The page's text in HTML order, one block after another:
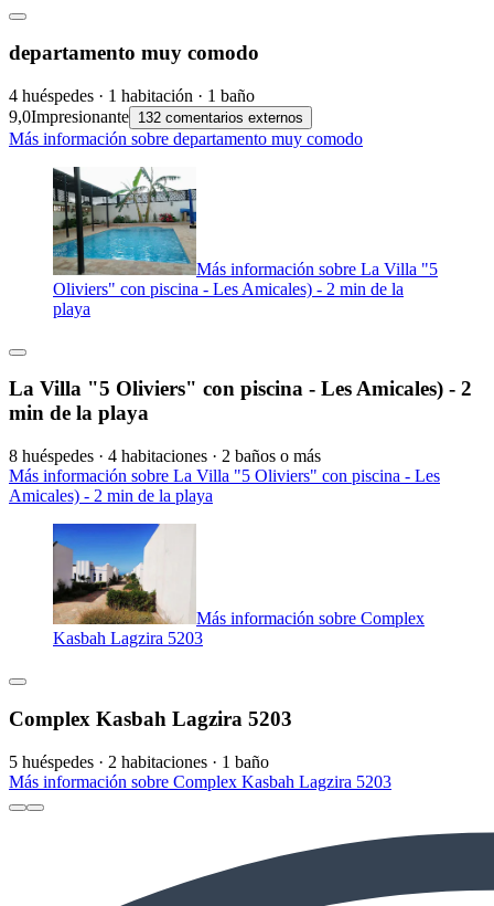
departamento muy comodo
4 huéspedes · 1 habitación · 1 baño
9,0Impresionante 132 comentarios externos
Más información sobre departamento muy comodo
Más información sobre La Villa "5
Oliviers" con piscina - Les Amicales) - 2 min de la
playa
La Villa "5 Oliviers" con piscina - Les Amicales) - 2
min de la playa
8 huéspedes · 4 habitaciones · 2 baños o más
Más información sobre La Villa "5 Oliviers" con piscina - Les
Amicales) - 2 min de la playa
Más información sobre Complex
Kasbah Lagzira 5203
Complex Kasbah Lagzira 5203
5 huéspedes · 2 habitaciones · 1 baño
Más información sobre Complex Kasbah Lagzira 5203